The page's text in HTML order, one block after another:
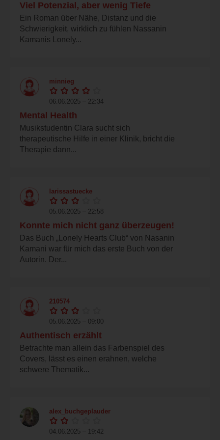
Viel Potenzial, aber wenig Tiefe
Ein Roman über Nähe, Distanz und die
Schwierigkeit, wirklich zu fühlen Nassanin
Kamanis Lonely...
minnieg
06.06.2025 – 22:34
Mental Health
Musikstudentin Clara sucht sich
therapeutische Hilfe in einer Klinik, bricht die
Therapie dann...
larissastuecke
05.06.2025 – 22:58
Konnte mich nicht ganz überzeugen!
Das Buch „Lonely Hearts Club“ von Nasanin
Kamani war für mich das erste Buch von der
Autorin. Der...
210574
05.06.2025 – 09:00
Authentisch erzählt
Betrachte man allein das Farbenspiel des
Covers, lässt es einen erahnen, welche
schwere Thematik...
alex_buchgeplauder
04.06.2025 – 19:42